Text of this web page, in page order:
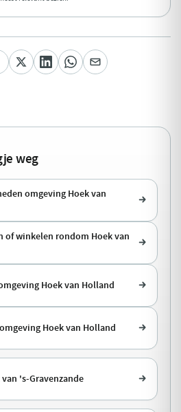
weg
omgeving Hoek van
of winkelen rondom Hoek van
Hoek van Holland
Hoek van Holland
's-Gravenzande